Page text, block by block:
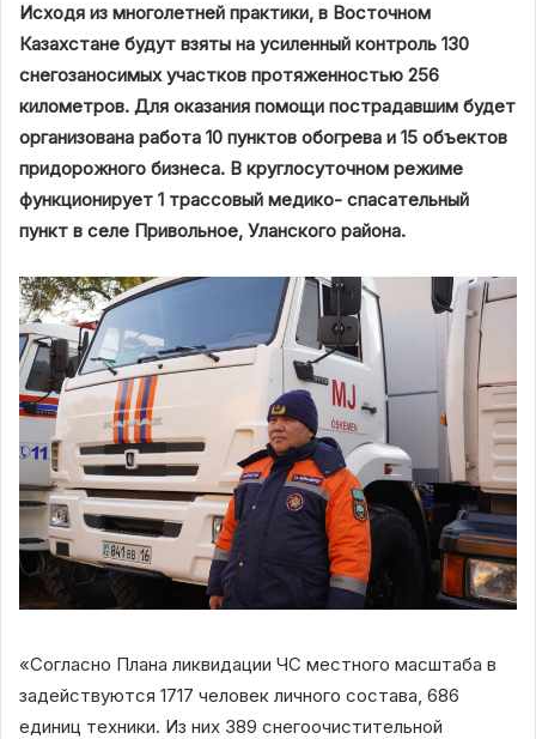
Исходя из многолетней практики, в Восточном
Казахстане будут взяты на усиленный контроль 130
снегозаносимых участков протяженностью 256
километров. Для оказания помощи пострадавшим будет
организована работа 10 пунктов обогрева и 15 объектов
придорожного бизнеса. В круглосуточном режиме
функционирует 1 трассовый медико- спасательный
пункт в селе Привольное, Уланского района.
«Согласно Плана ликвидации ЧС местного масштаба в
задействуются 1717 человек личного состава, 686
единиц техники. Из них 389 снегоочистительной